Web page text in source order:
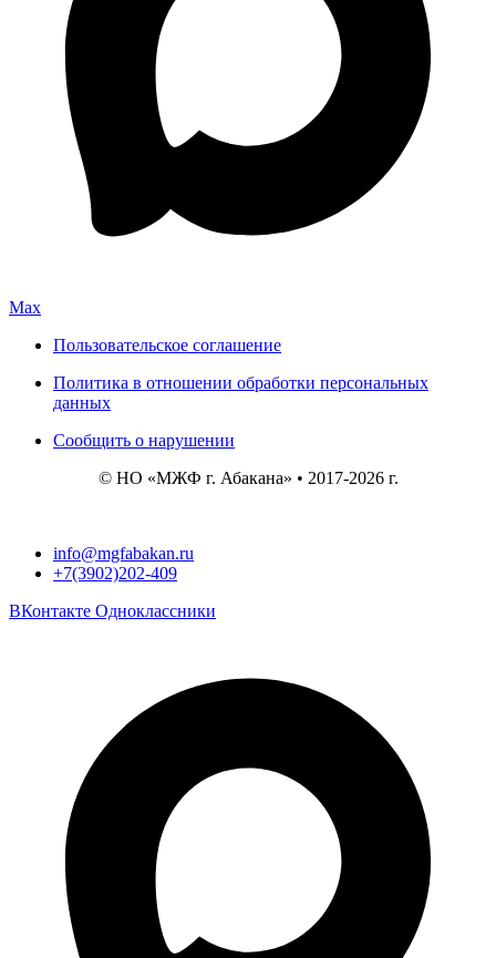
Max
Пользовательское соглашение
Политика в отношении обработки персональных
данных
Сообщить о нарушении
© НО «МЖФ г. Абакана» • 2017-2026 г.
info@mgfabakan.ru
+7(3902)202-409
ВКонтакте Одноклассники